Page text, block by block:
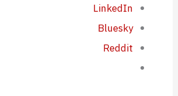
LinkedIn
Bluesky
Reddit